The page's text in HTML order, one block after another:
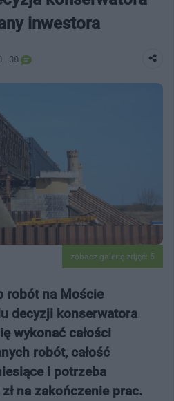
inwestora
38
zobacz galerię zdjęć: 5
robót na Moście
decyzji konserwatora
wykonać całości
robót, całość
i potrzeba
na zakończenie prac.